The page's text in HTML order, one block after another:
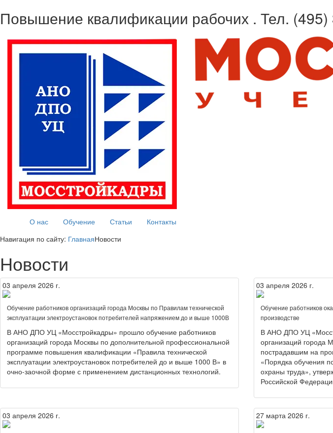
Повышение квалификации рабочих . Тел.
О нас Обучение Статьи
Контакты
Навигация по сайту: ГлавнаяНовости
Новости
03 апреля 2026 г.
Обучение работников организаций города Москвы по Правилам технической
эксплуатации электроустановок потребителей напряжением до и выше 1000В
В АНО ДПО УЦ «Мосстройкадры» прошло обучение работников
организаций города Москвы по дополнительной профессиональной
программе повышения квалификации «Правила технической
эксплуатации электроустановок потребителей до и выше 1000 В» в
очно-заочной форме с применением дистанционных технологий.
03 апреля 2026 г.
Обучение работников
производстве
В АНО ДПО УЦ
организаций города
пострадавшим на
«Порядка обучения
охраны труда»,
Российской
03 апреля 2026 г. 27 марта 2026 г.